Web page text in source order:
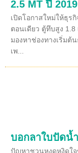
2.5 MT ปี
เปิดโอกาสใหม่ให้ธุร
ตอนเดียว ตู้ทึบสูง
มองหาช่องทางเริ่มต้
เพ...
บอกลาใบปัดน้
ปัญหาชวนหงุดหงิดใจ